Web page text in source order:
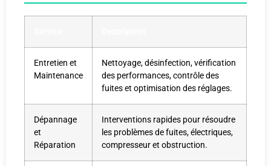
Entretien et
Maintenance
Nettoyage, désinfection, vérification
des performances, contrôle des
fuites et optimisation des réglages.
Dépannage
et
Réparation
Interventions rapides pour résoudre
les problèmes de fuites, électriques,
compresseur et obstruction.